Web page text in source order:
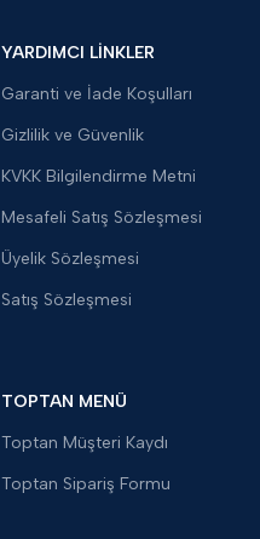
YARDIMCI LİNKLER
Garanti ve İade Koşulları
Gizlilik ve Güvenlik
KVKK Bilgilendirme Metni
Mesafeli Satış Sözleşmesi
Üyelik Sözleşmesi
Satış Sözleşmesi
TOPTAN MENÜ
Toptan Müşteri Kaydı
Toptan Sipariş Formu